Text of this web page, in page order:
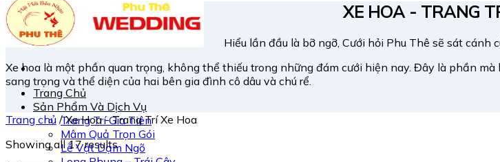
Trang Chủ
Sản Phẩm Và Dịch Vụ
Trang Trí Gia Tiên
Mâm Quả Trọn Gói
Lễ Vật Dạm Ngõ
XE HOA - TRANG
Hiểu lần đầu là bỡ ngỡ, Cưới hỏi Phu Thê sẽ sát
Xe hoa là một phần quan trọng, không thể thiếu trong những đám cưới hiện nay. Đây là phần
sang trọng và thể diện của hai bên gia đình cô dâu và chú rể.
Trang chủ /Xe Hoa - Trang Trí Xe Hoa
Showing all 17 results